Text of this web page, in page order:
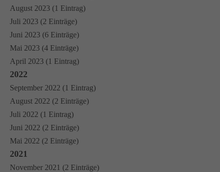
August 2023 (1 Eintrag)
Juli 2023 (2 Einträge)
Juni 2023 (6 Einträge)
Mai 2023 (4 Einträge)
April 2023 (1 Eintrag)
2022
September 2022 (1 Eintrag)
August 2022 (2 Einträge)
Juli 2022 (1 Eintrag)
Juni 2022 (2 Einträge)
Mai 2022 (2 Einträge)
2021
November 2021 (2 Einträge)